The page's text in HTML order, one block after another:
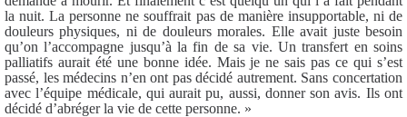
la nuit. La personne ne souffrait pas de manière insupportable, ni de
douleurs physiques, ni de douleurs morales. Elle avait juste besoin
qu’on l’accompagne jusqu’à la fin de sa vie. Un transfert en soins
palliatifs aurait été une bonne idée. Mais je ne sais pas ce qui s’est
passé, les médecins n’en ont pas décidé autrement. Sans concertation
avec l’équipe médicale, qui aurait pu, aussi, donner son avis. Ils ont
décidé d’abréger la vie de cette personne. »